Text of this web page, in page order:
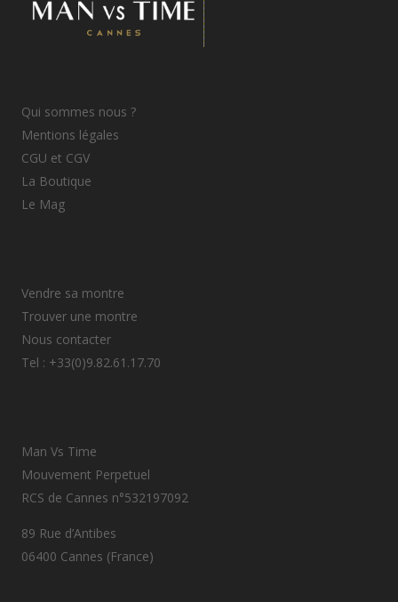
Qui sommes nous ?
Mentions légales
CGU et CGV
La Boutique
Le Mag
Vendre sa montre
Trouver une montre
Nous contacter
Tel : +33(0)9.82.61.17.70
Man Vs Time
Mouvement Perpetuel
RCS de Cannes n°532197092
89 Rue d’Antibes
06400 Cannes (France)